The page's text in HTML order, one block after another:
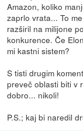
Amazon, koliko
zaprlo vrata... To
razširil na milijone
konkurence. Če
mi kastni sistem?
S tisti drugim
preveč oblasti biti v
dobro... nikoli!
P.S.; kaj bi naredil